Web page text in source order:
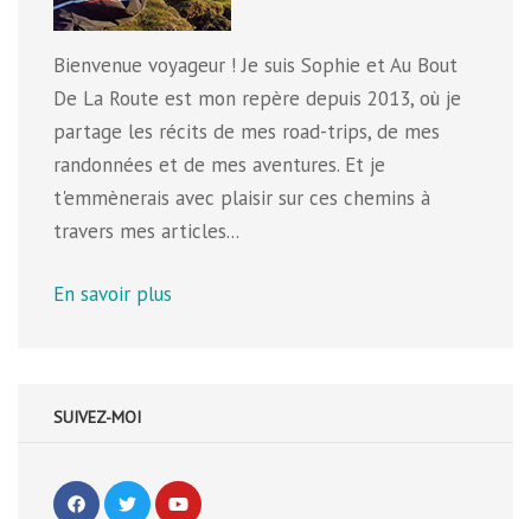
Bienvenue voyageur ! Je suis Sophie et Au Bout
De La Route est mon repère depuis 2013, où je
partage les récits de mes road-trips, de mes
randonnées et de mes aventures. Et je
t'emmènerais avec plaisir sur ces chemins à
travers mes articles...
En savoir plus
SUIVEZ-MOI